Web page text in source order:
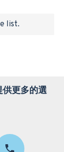
list.
供更多的選